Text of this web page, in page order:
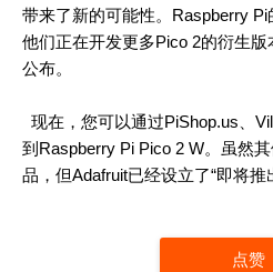
带来了新的可能性。Raspberry Pi
他们正在开发更多Pico 2的衍生
公布。
现在，您可以通过PiShop.us、
到Raspberry Pi Pico 2 W。虽然
品，但Adafruit已经设立了“即将推
点赞